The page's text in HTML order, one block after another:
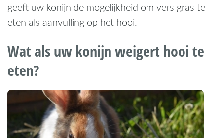
geeft uw konijn de mogelijkheid om vers gras te
eten als aanvulling op het hooi.
Wat als uw konijn weigert hooi te
eten?